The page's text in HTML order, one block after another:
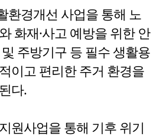
환경개선 사업을 통해 노
화재·사고 예방을 위한 안
주방기구 등 필수 생활용
이고 편리한 주거 환경을
다.
원사업을 통해 기후 위기